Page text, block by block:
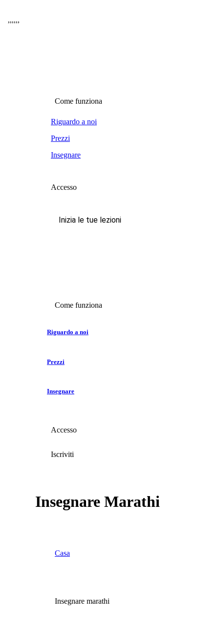
,,,,,,
Come funziona
Riguardo a noi
Prezzi
Insegnare
Accesso
Inizia le tue lezioni
Come funziona
Riguardo a noi
Prezzi
Insegnare
Accesso
Iscriviti
Insegnare Marathi
Casa
Insegnare marathi